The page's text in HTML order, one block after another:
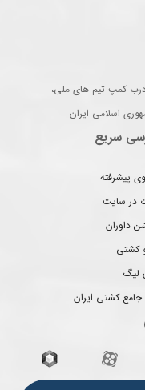
درب کمپ تیم های ملی،
اسلامی ایران
سریع
پیشرفته
در سایت
داوران
کشتی
لیگ
جامع کشتی ایران